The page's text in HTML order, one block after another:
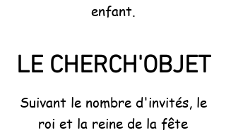
enfant.
LE CHERCH'OBJET
Suivant le nombre d'invités, le
roi et la reine de la fête